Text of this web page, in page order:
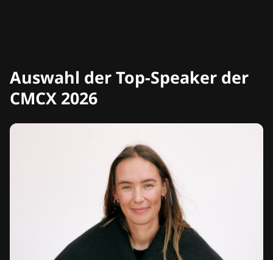
Auswahl der Top-Speaker der
CMCX 2026